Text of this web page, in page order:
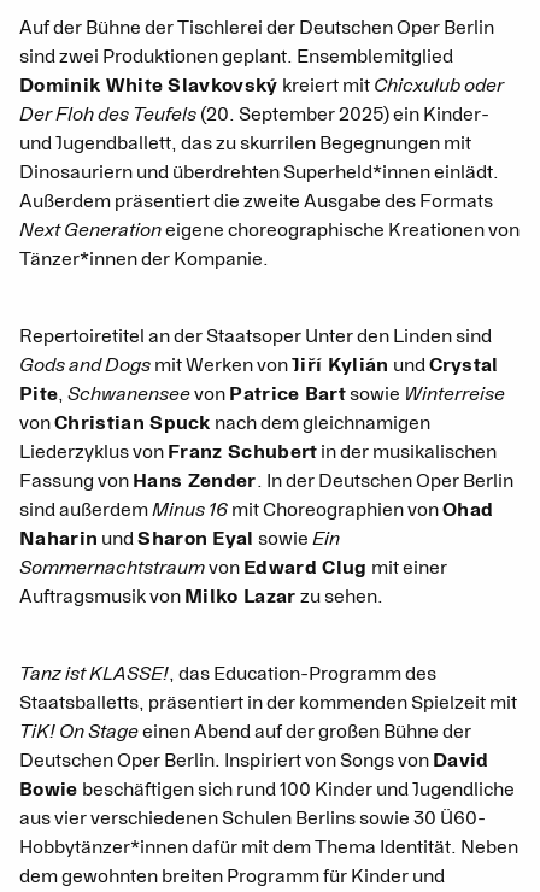
Auf der Bühne der Tischlerei der Deutschen Oper Berlin
sind zwei Produktionen geplant. Ensemblemitglied
Dominik White Slavkovský kreiert mitChicxulub oder
Der Floh des Teufels (20. September 2025) ein Kinder-
und Jugendballett, das zu skurrilen Begegnungen mit
Dinosauriern und überdrehten Superheld*innen einlädt.
Außerdem präsentiert die zweite Ausgabe des Formats
Next Generationeigene choreographische Kreationen von
Tänzer*innen der Kompanie.
Repertoiretitel an der Staatsoper Unter den Linden sind
Gods and Dogs mit Werken vonJiří Kylián undCrystal
Pite,Schwanenseevon Patrice Bartsowie Winterreise
vonChristian Spuck nach dem gleichnamigen
Liederzyklus von Franz Schubert in der musikalischen
Fassung von Hans Zender. In der Deutschen Oper Berlin
sind außerdemMinus 16 mit Choreographien vonOhad
Naharin undSharon Eyal sowie Ein
Sommernachtstraumvon Edward Clug mit einer
Auftragsmusik von Milko Lazar zu sehen.
Tanz ist KLASSE!, das Education-Programm des
Staatsballetts, präsentiert in der kommenden Spielzeit mit
TiK! On Stageeinen Abend auf der großen Bühne der
Deutschen Oper Berlin. Inspiriert von Songs von David
Bowie beschäftigen sich rund 100 Kinder und Jugendliche
aus vier verschiedenen Schulen Berlins sowie 30 Ü60-
Hobbytänzer*innen dafür mit dem Thema Identität. Neben
dem gewohnten breiten Programm für Kinder und